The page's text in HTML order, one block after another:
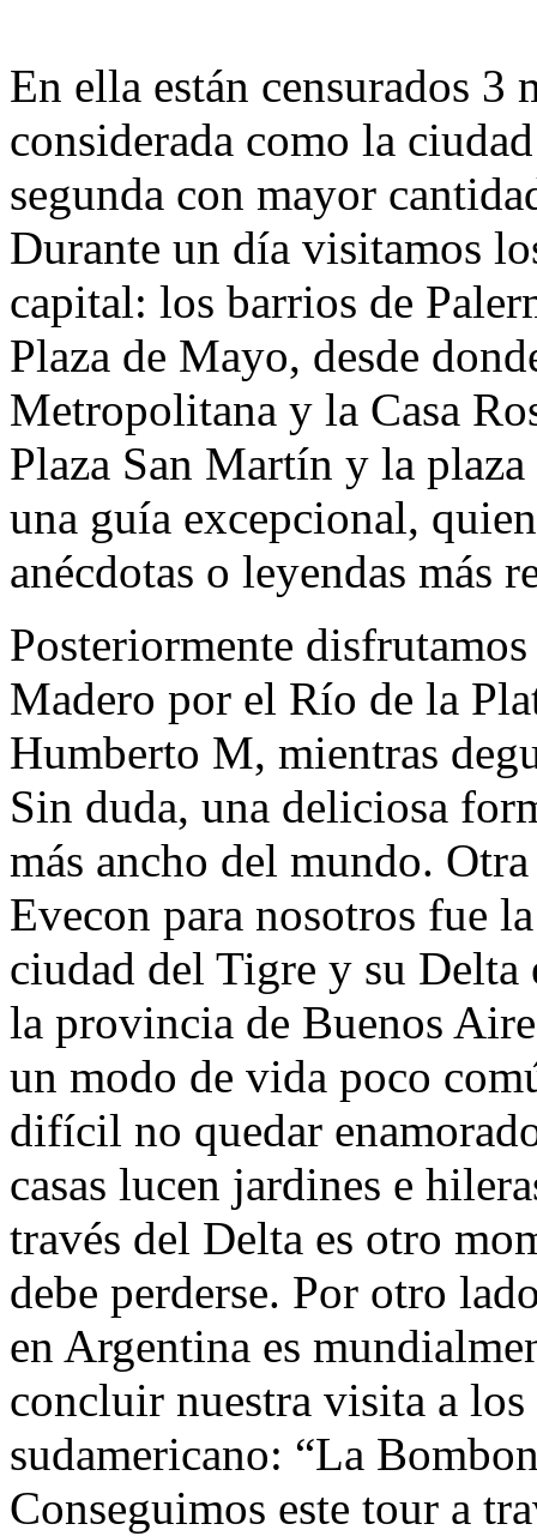
En ella están censurados 3
considerada como la
segunda con mayor
Durante un día visitamos
capital: los barrios de
Plaza de Mayo, desde
Metropolitana y la Casa
Plaza San Martín y la
una guía excepcional,
anécdotas o leyendas más
Posteriormente
Madero por el Río de la
Humberto M, mientras
Sin duda, una deliciosa
más ancho del mundo.
Evecon para nosotros fue
ciudad del Tigre y su Delta
la provincia de Buenos
un modo de vida poco
difícil no quedar
casas lucen jardines e
través del Delta es otro
debe perderse. Por otro
en Argentina es
concluir nuestra visita a
sudamericano: “La
Conseguimos este tour a